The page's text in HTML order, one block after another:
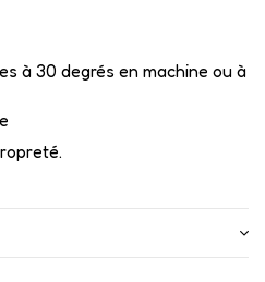
à 30 degrés en machine ou à